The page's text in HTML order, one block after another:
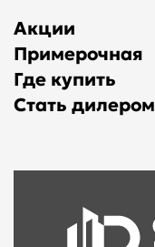
Акции
Примерочная
Где купить
Стать дилером